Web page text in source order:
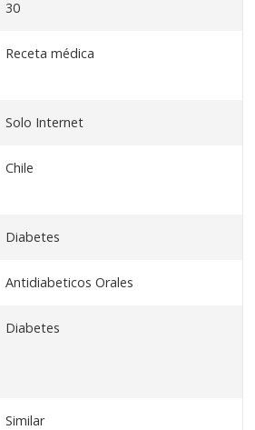
30
Receta médica
Solo Internet
Chile
Diabetes
Antidiabeticos Orales
Diabetes
Similar